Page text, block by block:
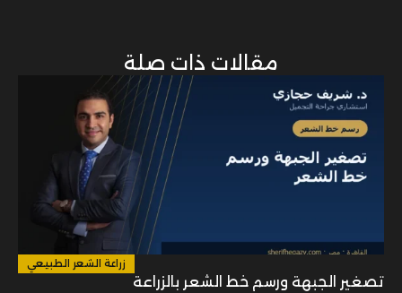
مقالات ذات صلة
زراعة الشعر الطبيعي
تصغير الجبهة ورسم خط الشعر بالزراعة